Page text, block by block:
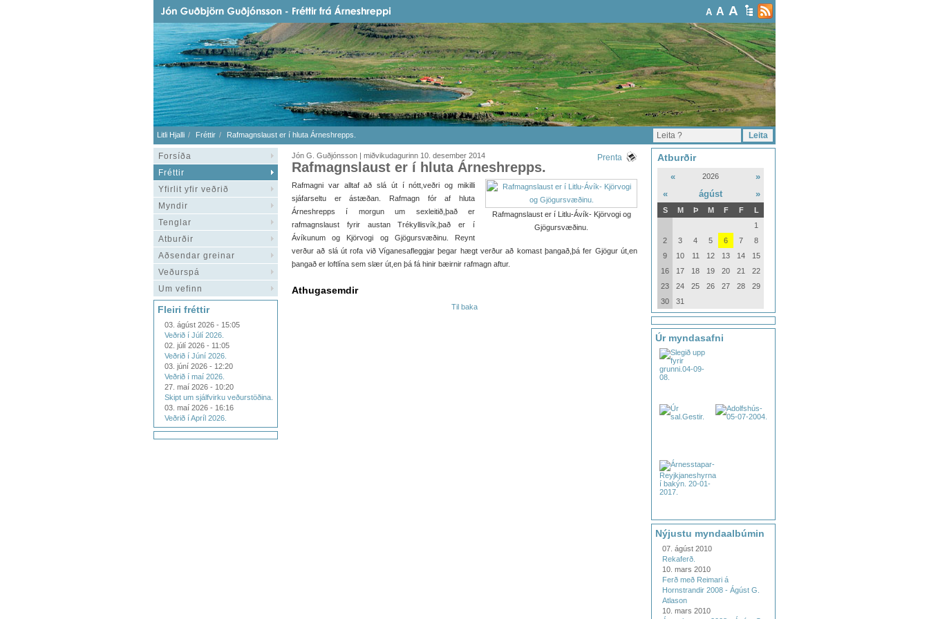
A A A
Litli Hjalli Fréttir Rafmagnslaust er í hluta Árneshrepps.
Forsíða
Fréttir
Yfirlit yfir veðrið
Myndir
Tenglar
Atburðir
Aðsendar greinar
Veðurspá
Um vefinn
Fleiri fréttir
03. ágúst 2026 - 15:05
Veðrið í Júlí 2026.
02. júlí 2026 - 11:05
Veðrið í Júní 2026.
03. júní 2026 - 12:20
Veðrið í maí 2026.
27. maí 2026 - 10:20
Skipt um sjálfvirku veðurstöðina.
03. maí 2026 - 16:16
Veðrið í Apríl 2026.
Jón G. Guðjónsson | miðvikudagurinn 10. desember 2014 Prenta
Rafmagnslaust er í hluta Árneshrepps.
Rafmagnslaust er í Litlu-Ávík- Kjörvogi og
Gjögursvæðinu.
Rafmagni var alltaf að slá út í nótt,veðri og mikilli
sjáfarseltu er ástæðan. Rafmagn fór af hluta
Árneshrepps í morgun um sexleitið,það er
rafmagnslaust fyrir austan Trékyllisvík,það er í
Ávíkunum og Kjörvogi og Gjögursvæðinu. Reynt
verður að slá út rofa við Víganesafleggjar þegar hægt verður að komast þangað,þá fer Gjögur út,en
þangað er loftlína sem slær út,en þá fá hinir bæirnir rafmagn aftur.
Athugasemdir
Til baka
Atburðir
« 2026
»
«
ágúst »
S M Þ M F F
L
1
2
3 4 5 6 7
8
9
10 11 12 13 14
15
16
17 18 19 20 21
22
23
24 25 26 27 28
29
30
31
Úr myndasafni
Nýjustu myndaalbúmin
07. ágúst 2010
Rekaferð.
10. mars 2010
Ferð með Reimari á
Hornstrandir 2008 - Ágúst G.
Atlason
10. mars 2010